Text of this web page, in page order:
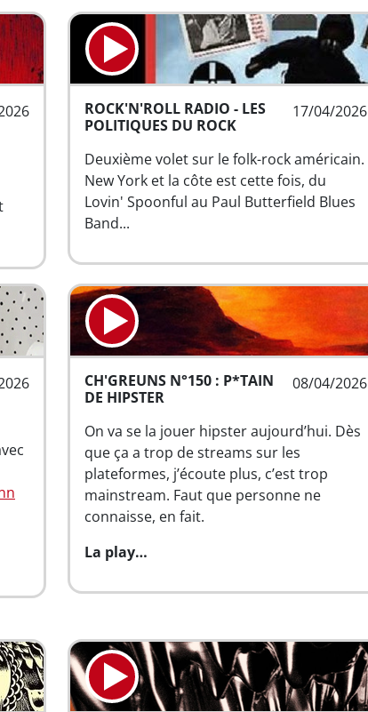
17/04/2026
ROCK'N'ROLL RADIO - LES
POLITIQUES DU ROCK
Deuxième volet sur le folk-rock américain.
New York et la côte est cette fois, du
Lovin' Spoonful au Paul Butterfield Blues
Band...
08/04/2026
CH'GREUNS N°150 : P*TAIN
DE HIPSTER
On va se la jouer hipster aujourd’hui. Dès
que ça a trop de streams sur les
plateformes, j’écoute plus, c’est trop
mainstream. Faut que personne ne
connaisse, en fait.
La play…